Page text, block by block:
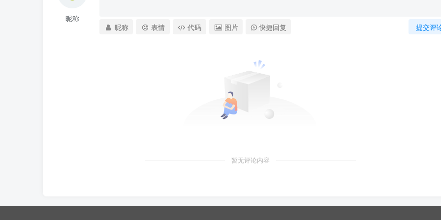
昵称
提交评
昵称 表情 代码 图片 快捷回复
暂无评论内容